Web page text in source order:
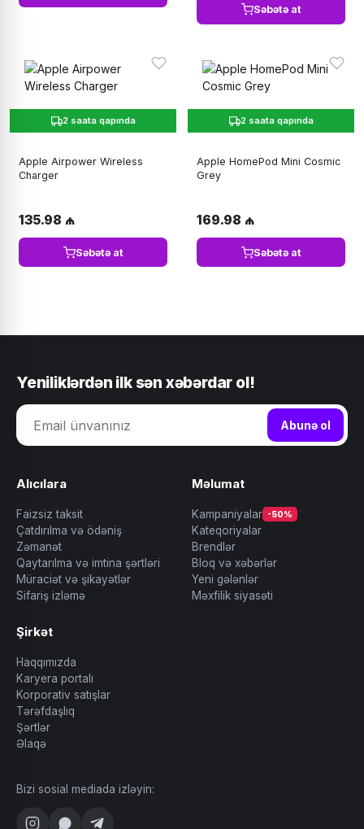
Səbətə at
2 saata qapında
Apple Airpower Wireless
Charger
135.98 ₼
Səbətə at
2 saata qapında
Apple HomePod Mini Cosmic
Grey
169.98 ₼
Səbətə at
Yeniliklərdən ilk sən xəbərdar ol!
Abunə ol
Alıcılara
Faizsiz taksit
Çatdırılma və ödəniş
Zəmanət
Qaytarılma və imtina şərtləri
Müraciət və şikayətlər
Sifariş izləmə
Məlumat
Kampaniyalar -50%
Kateqoriyalar
Brendlər
Bloq və xəbərlər
Yeni gələnlər
Məxfilik siyasəti
Şirkət
Haqqımızda
Karyera portalı
Korporativ satışlar
Tərəfdaşlıq
Şərtlər
Əlaqə
Bizi sosial mediada izləyin: